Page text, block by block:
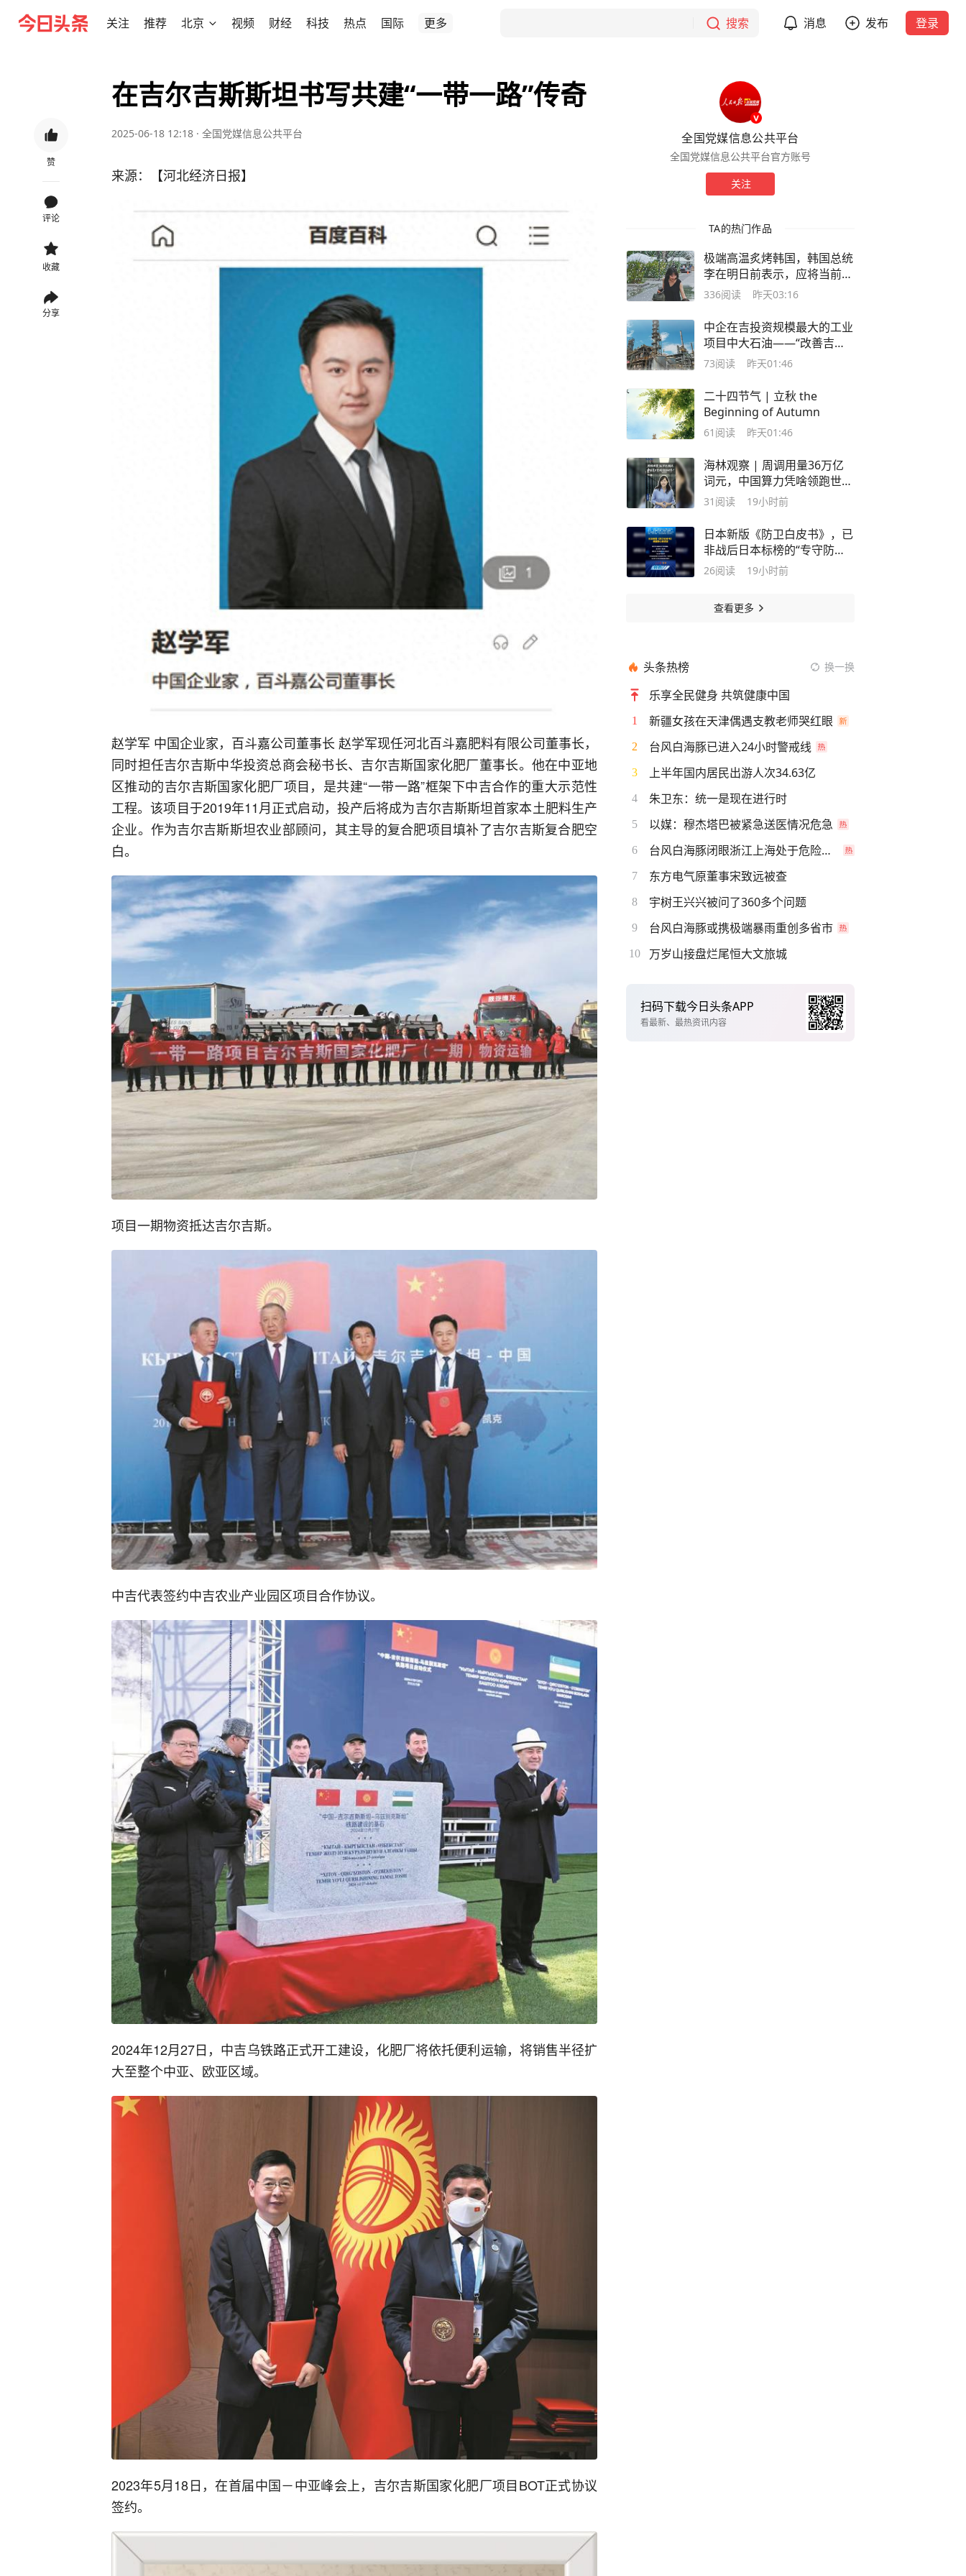
关注 推荐 北京 视频 财经 科技 热点 国际 更多 搜索 消息 发布 登录
赞
评论
收藏
分享
在吉尔吉斯斯坦书写共建“一带一路”传奇
2025-06-18 12:18 · 全国党媒信息公共平台
来源：【河北经济日报】
赵学军 中国企业家，百斗嘉公司董事长 赵学军现任河北百斗嘉肥料有限公司董事长，
同时担任吉尔吉斯中华投资总商会秘书长、吉尔吉斯国家化肥厂董事长。他在中亚地
区推动的吉尔吉斯国家化肥厂项目，是共建“一带一路”框架下中吉合作的重大示范性
工程。该项目于2019年11月正式启动，投产后将成为吉尔吉斯斯坦首家本土肥料生产
企业。作为吉尔吉斯斯坦农业部顾问，其主导的复合肥项目填补了吉尔吉斯复合肥空
白。
项目一期物资抵达吉尔吉斯。
中吉代表签约中吉农业产业园区项目合作协议。
2024年12月27日，中吉乌铁路正式开工建设，化肥厂将依托便利运输，将销售半径扩
大至整个中亚、欧亚区域。
2023年5月18日，在首届中国－中亚峰会上，吉尔吉斯国家化肥厂项目BOT正式协议
签约。
全国党媒信息公共平台
全国党媒信息公共平台官方账号
关注
TA的热门作品
极端高温炙烤韩国，韩国总统
李在明日前表示，应将当前状
况视为“国家灾难事态”
336阅读 昨天03:16
中企在吉投资规模最大的工业
项目中大石油——“改善吉尔
吉斯斯坦油品质量，提升生产
73阅读 昨天01:46
二十四节气 | 立秋 the
Beginning of Autumn
61 阅读 昨天01:46
海林观察 | 周调用量36万亿
词元，中国算力凭啥领跑世
界？
31 阅读 19小时前
日本新版《防卫白皮书》，已
非战后日本标榜的“专守防卫”
原则，而是一颗被军国主义余
26阅读 19小时前
查看更多
头条热榜 换一换
乐享全民健身 共筑健康中国
1 新疆女孩在天津偶遇支教老师哭红眼
2 台风白海豚已进入24小时警戒线
3 上半年国内居民出游人次34.63亿
4 朱卫东：统一是现在进行时
5 以媒：穆杰塔巴被紧急送医情况危急
6 台风白海豚闭眼浙江上海处于危险半圆
7 东方电气原董事宋致远被查
8 宇树王兴兴被问了360多个问题
9 台风白海豚或携极端暴雨重创多省市
10 万岁山接盘烂尾恒大文旅城
扫码下载今日头条APP
看最新、最热资讯内容